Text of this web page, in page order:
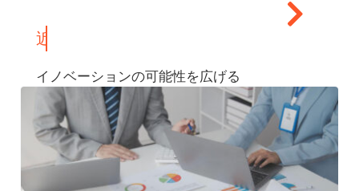
イノベーションの可能性を広げる